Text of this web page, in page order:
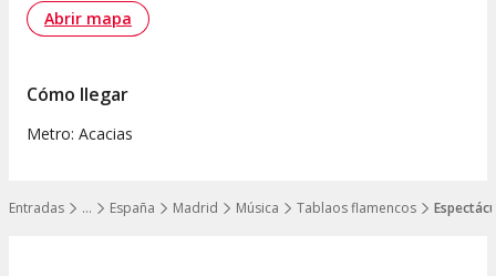
…
Mostrar todos los niveles
Entradas España Madrid Música Tablaos flamencos
Abrir mapa
Cómo llegar
Metro: Acacias